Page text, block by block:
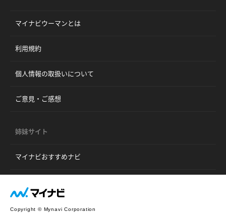
マイナビウーマンとは
利用規約
個人情報の取扱いについて
ご意見・ご感想
姉妹サイト
マイナビおすすめナビ
Copyright © Mynavi Corporation